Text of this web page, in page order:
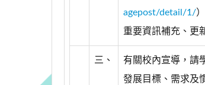
agepost/detail/1/
重要資訊補充、更
三、
有關校內宣導，請
發展目標、需求及